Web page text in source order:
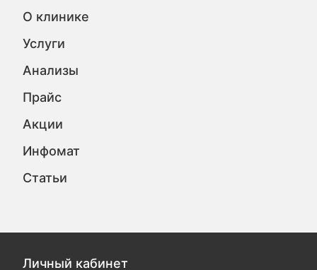
О клинике
Услуги
Анализы
Прайс
Акции
Инфомат
Статьи
Личный кабинет